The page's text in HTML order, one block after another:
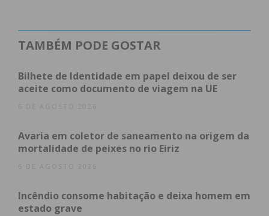
europeus, este procedimento eleva o padrão dos
deteção mais precoce e assertiva da doença, ao
mesmo tempo que minimiza o impacto e o
desconforto para o doente.
Índice
Subscreva a newsletter do Imediato
TAMBÉM PODE GOSTAR
Bilhete de Identidade em papel deixou de ser
aceite como documento de viagem na UE
6 DE AGOSTO 2026
Avaria em coletor de saneamento na origem da
mortalidade de peixes no rio Eiriz
6 DE AGOSTO 2026
Incêndio consome habitação e deixa homem em
estado grave